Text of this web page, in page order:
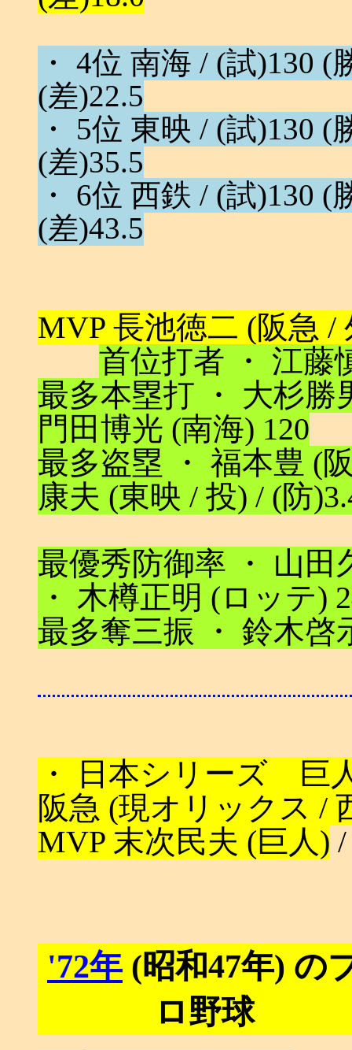
・ 4位 南海 / (試)130 (
(差)22.5
・ 5位 東映 / (試)130 (
(差)35.5
・ 6位 西鉄 / (試)130 (
(差)43.5
MVP 長池徳二 (阪急 /
首位打者 ・ 江藤
最多本塁打 ・ 大杉勝
門田博光 (南海) 120
最多盗塁 ・ 福本豊 (
康夫 (東映 / 投) / (防
最優秀防御率 ・ 山田
・ 木樽正明 (ロッテ)
最多奪三振 ・ 鈴木啓
・ 日本シリーズ 巨
阪急 (現オリックス /
MVP 末次民夫 (巨人)
'72年 (昭和47年) の
ロ野球